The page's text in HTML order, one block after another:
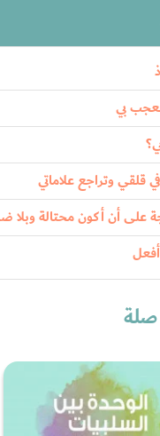
بي
قلقي وتراجع علاماتي
أن أكون محتالة وبلا